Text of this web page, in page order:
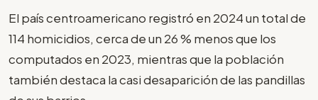
El país centroamericano registró en 2024 un total de
114 homicidios, cerca de un 26 % menos que los
computados en 2023, mientras que la población
también destaca la casi desaparición de las pandillas